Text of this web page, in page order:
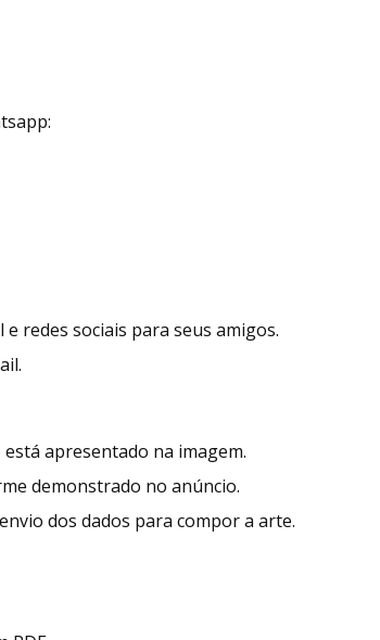
redes sociais para seus amigos.
apresentado na imagem.
demonstrado no anúncio.
dos dados para compor a arte.